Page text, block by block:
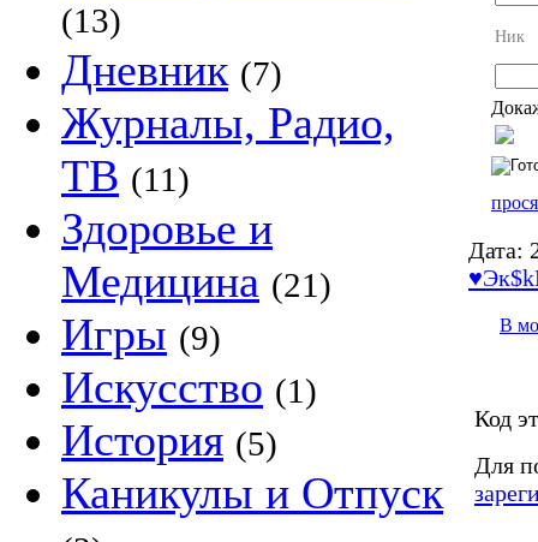
(13)
Дневник (7)
Журналы, Радио,
ТВ (11)
Здоровье и
Медицина (21)
Игры (9)
Искусство (1)
История (5)
Каникулы и Отпуск
Ник
Дата:
В
Код
Для